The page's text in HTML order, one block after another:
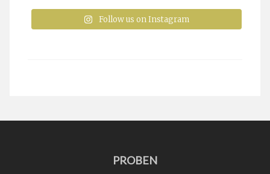
Follow us on Instagram
PROBEN